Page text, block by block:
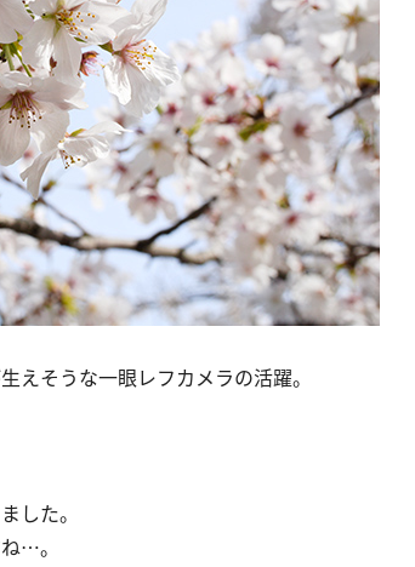
えそうな一眼レフカメラの活躍。
した。
…。